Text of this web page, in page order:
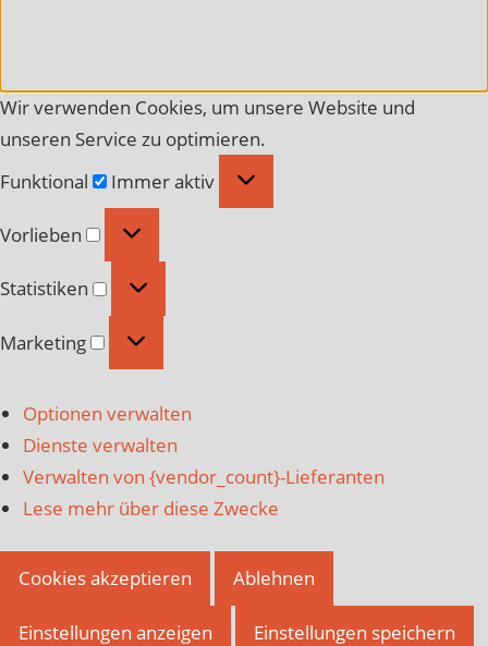
Wir verwenden Cookies, um unsere Website und
unseren Service zu optimieren.
Funktional
Funktional
Immer aktiv
Vorlieben Vorlieben
Statistiken Statistiken
Marketing Marketing
Optionen verwalten
Dienste verwalten
Verwalten von {vendor_count}-Lieferanten
Lese mehr über diese Zwecke
Cookies akzeptieren Ablehnen
Einstellungen anzeigen
Einstellungen speichern